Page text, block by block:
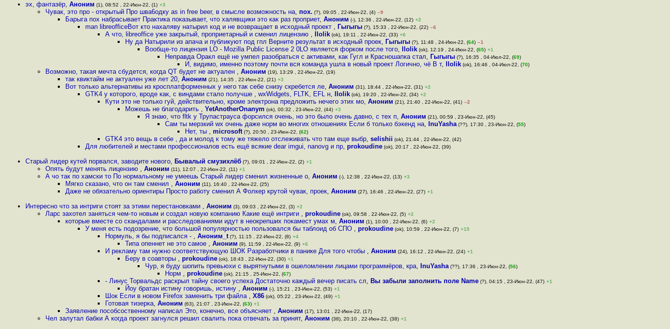
эх, фантазёр, Аноним (1), 08:52 , 22-Июн-22, (1) +3
Чувак, это про - открытый Про шва6одку as in free beer, в смысле возможность на, пох. (?), 09:05 , 22-Июн-22, (4) –9
Барыга пох набрасывает Практика показывает, что халявщики это как раз проприет, Аноним (-), 12:36 , 22-Июн-22, (12) +2
man libreofficeВот кто нахаляву натырил код и не возвращает в исходный проект , Гыгыгы (?), 15:33 , 22-Июн-22, (22) –6
А что, libreoffice уже закрытый, проприетарный и сменил лицензию , llolik (ok), 19:11 , 22-Июн-22, (33) +6
Ну да Натырили из апача и публикуют под гпл Верните результат в исходный проек, Гыгыгы (?), 11:48 , 24-Июн-22, (64) –1
Вообще-то лицензия LO - Mozilla Public License 2 0LO является форком после того, llolik (ok), 12:19 , 24-Июн-22, (65) +1
Неправда Оракл ещё не умпел разобраться с активами, как Гугл и Красношапка стал, Гыгыгы (?), 16:35 , 04-Июл-22, (69)
И, видимо, именно поэтому почти вся команда ушла в новый проект Логично, чё В т, llolik (ok), 16:46 , 04-Июл-22, (70)
Возможно, такая мечта сбудется, когда QT будет не актуален , Аноним (19), 13:29 , 22-Июн-22, (19)
так квиктайм не актуален уже лет 20, Аноним (21), 14:35 , 22-Июн-22, (21) +3
Вот только альтернативы из кросплатформенных у него так себе снизу скребется ле, Аноним (31), 18:44 , 22-Июн-22, (31) +2
GTK4 у которого, вроде как, с виндами стало получше , wxWidgets, FLTK, EFL н, llolik (ok), 19:20 , 22-Июн-22, (34) +2
Кути это не только гуй, действительно, кроме электрона предложить нечего этих мо, Аноним (21), 21:40 , 22-Июн-22, (41) –2
Можешь не благодарить , YetAnotherOnanym (ok), 00:32 , 23-Июн-22, (44) +3
Я знаю, что fltk у Трупастрауса форсился очень, но это было очень давно, с тех п, Аноним (21), 00:59 , 23-Июн-22, (45)
Сам ты мерзкий wx очень даже норм во многих отношениях Если б только бэкенд на, InuYasha (??), 17:30 , 23-Июн-22, (55)
Нет, ты , microsoft (?), 20:50 , 23-Июн-22, (62)
GTK4 это вещь в себе , да и молод к тому же тяжело отслеживать что там еще выбр, selishii (ok), 21:44 , 22-Июн-22, (42)
Для любителей и местами профессионалов есть ещё всякие dear imgui, nanovg и пр, prokoudine (ok), 20:17 , 22-Июн-22, (39)
Старый лидер кутей порвался, заводите нового, Бывалый смузихлёб (?), 09:01 , 22-Июн-22, (2) +1
Опять будут менять лицензию , Аноним (11), 12:07 , 22-Июн-22, (11) +1
А чо так по хамски то По нормальному не умеешь Старый лидер сменил жизненные о, Аноним (-), 12:38 , 22-Июн-22, (13) +3
Мягко сказано, что он там сменил , Аноним (11), 16:40 , 22-Июн-22, (25)
Даже не обязательно ориентиры Просто работу сменил А Фолкер крутой чувак, проек, Аноним (27), 16:46 , 22-Июн-22, (27) +1
Интересно что за интриги стоят за этими перестановками , Аноним (3), 09:03 , 22-Июн-22, (3) +2
Ларс захотел заняться чем-то новым и создал новую компанию Какие ещё интриги , prokoudine (ok), 09:58 , 22-Июн-22, (5) +2
которые вместе со скандалами и расследованиями идут в неокрепших покамест умах м, Аноним (1), 10:00 , 22-Июн-22, (6) +2
У меня есть подозрение, что большой популярностью пользовался бы таблоид об СПО , prokoudine (ok), 10:59 , 22-Июн-22, (7) +15
Нормуль, я бы подписался - , Аноним_t (?), 11:15 , 22-Июн-22, (8) +4
Типа опеннет не это самое , Аноним (9), 11:59 , 22-Июн-22, (9) +6
И рекламу там нужно соответствующую ШОК Разработчики в панике Для того чтобы , Аноним (24), 16:12 , 22-Июн-22, (24) +1
Беру в соавторы , prokoudine (ok), 18:43 , 22-Июн-22, (30) +1
Чур, я буду шопить превьюхи с вырятнутыми в ошеломлении лицами программёров, кра, InuYasha (??), 17:36 , 23-Июн-22, (56)
Норм , prokoudine (ok), 21:15 , 25-Июн-22, (67)
- Линус Торвальдс раскрыл тайну своего успеха Достаточно каждый вечер писать сл, Вы забыли заполнить поле Name (?), 04:15 , 23-Июн-22, (47) +1
Йоу братан истину говоришь, истину , Аноним (-), 15:21 , 23-Июн-22, (53) +1
Шок Если в новом Firefox заменить три файла , X86 (ok), 05:22 , 23-Июн-22, (49) +1
Готовая тизерка, Аноним (63), 21:07 , 23-Июн-22, (63) +1
Заявление пособсоственному написал Это, конечно, все объясняет , Аноним (17), 13:01 , 22-Июн-22, (17)
Чел залутал бабки А когда проект загнулся решил свалить пока отвечать за принят, Аноним (38), 20:10 , 22-Июн-22, (38) +1